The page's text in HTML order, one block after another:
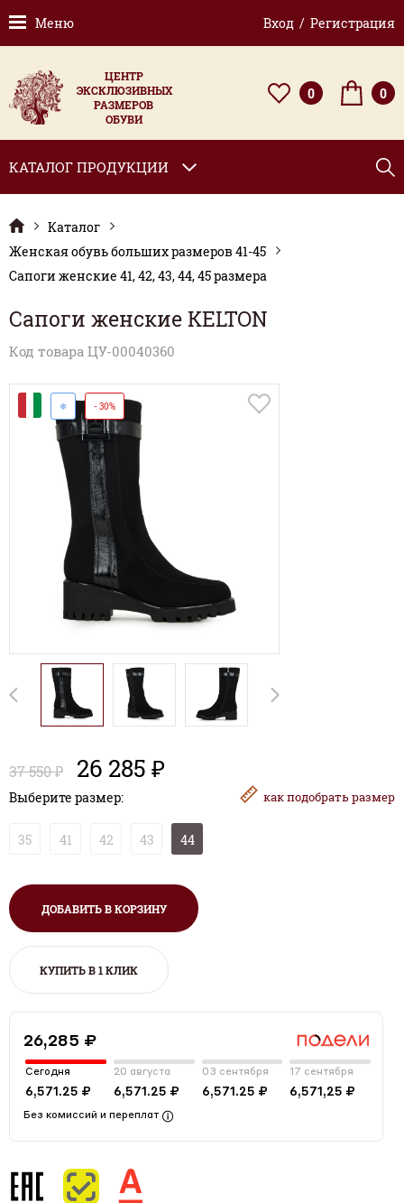
Меню Вход / Регистрация
ЦЕНТР
ЭКСКЛЮЗИВНЫХ
РАЗМЕРОВ
ОБУВИ
0 0
КАТАЛОГ ПРОДУКЦИИ
Каталог
Женская обувь больших размеров 41-45
Сапоги женские 41, 42, 43, 44, 45 размера
Сапоги женские KELTON
Код товара ЦУ-00040360
❄ - 30%
37 550 ₽ 26 285 ₽
Выберите размер: какподобрать размер
35 41 42 43 44
ДОБАВИТЬ В КОРЗИНУ
КУПИТЬ В 1 КЛИК
26,285 ₽
Сегодня
6,571.25 ₽
20 августа
6,571.25 ₽
03 сентября
6,571.25 ₽
17 сентября
6,571,25 ₽
Без комиссий и переплат